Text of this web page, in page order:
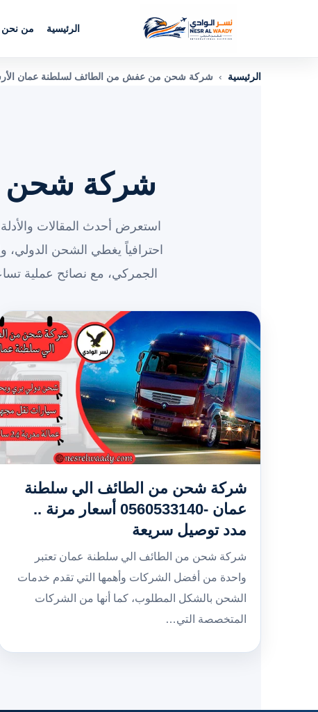
الرئيسية من نحن
الرئيسية › شركة شحن من عفش من الطائف لسلطنة عمان
شركة شحن
استعرض أحدث المقالات
احترافياً يغطي الشحن
الجمركي، مع نصائح عملية
شركة شحن من الطائف الي سلطنة
عمان -0560533140 أسعار مرنة ..
مدد توصيل سريعة
شركة شحن من الطائف الي سلطنة عمان تعتبر
واحدة من أفضل الشركات وأهمها التي تقدم خدمات
الشحن بالشكل المطلوب، كما أنها من الشركات
المتخصصة التي…